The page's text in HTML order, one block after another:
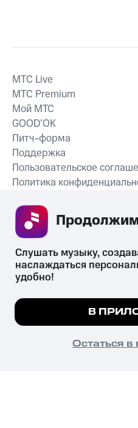
СКАЧАТЬ
MTС Live
MTС Premium
Мой МТС
GOOD’OK
Питч-форма
Поддержка
Пользовательское
Политика
психотропных веществ, их
их незаконный оборот
законодательством
© 2026 ООО «КИОН».
Все права защищены
Мы используем куки,
Подробнее
Слушать музыку,
наслаждаться
удобно!
В
Остаться в